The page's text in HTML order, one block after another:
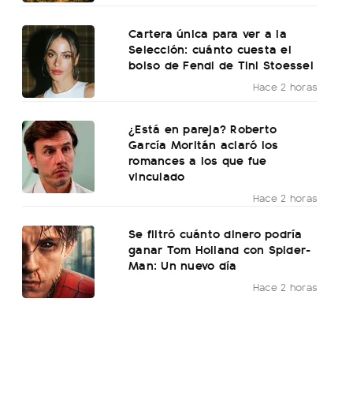
Cartera única para ver a la
Selección: cuánto cuesta el
bolso de Fendi de Tini Stoessel
Hace 2 horas
¿Está en pareja? Roberto
García Moritán aclaró los
romances a los que fue
vinculado
Hace 2 horas
Se filtró cuánto dinero podría
ganar Tom Holland con Spider-
Man: Un nuevo día
Hace 2 horas